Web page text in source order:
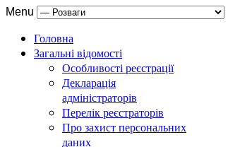
Menu
Головна
Загальні відомості
Особливості реєстрації
Декларація
адміністраторів
Перелік реєстраторів
Про захист персональних
даних